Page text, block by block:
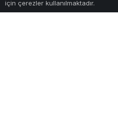
50 çiftin nikahı kıyılmış oldu.
için çerezler kullanılmaktadır.